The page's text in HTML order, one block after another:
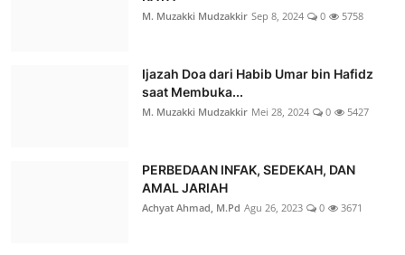
M. Muzakki Mudzakkir Sep 8, 2024 0 5758
Ijazah Doa dari Habib Umar bin Hafidz
saat Membuka...
M. Muzakki Mudzakkir Mei 28, 2024 0 5427
PERBEDAAN INFAK, SEDEKAH, DAN
AMAL JARIAH
Achyat Ahmad, M.Pd Agu 26, 2023 0 3671